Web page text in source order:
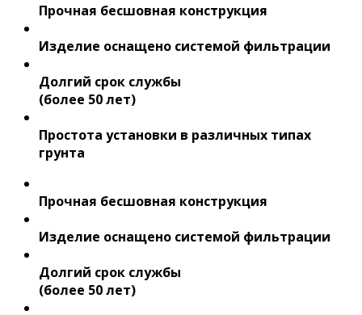
Прочная бесшовная конструкция
Изделие оснащено системой фильтрации
Долгий срок службы
(более 50 лет)
Простота установки в различных типах
грунта
Прочная бесшовная конструкция
Изделие оснащено системой фильтрации
Долгий срок службы
(более 50 лет)